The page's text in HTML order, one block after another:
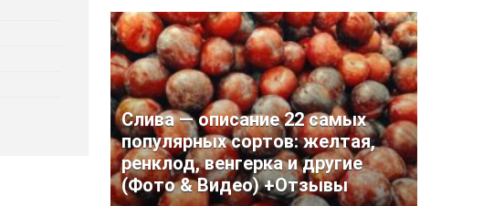
Слива — описание 22 самых
популярных сортов: желтая,
ренклод, венгерка и другие
(Фото & Видео) +Отзывы